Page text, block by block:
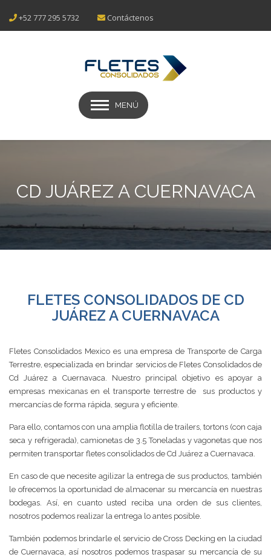
+52 777 295 5732 Contáctenos
MENÚ
CD JUÁREZ A CUERNAVACA
FLETES CONSOLIDADOS DE CD
JUÁREZ A CUERNAVACA
Fletes Consolidados Mexico es una empresa de Transporte de Carga
Terrestre, especializada en brindar servicios de Fletes Consolidados de
Cd Juárez a Cuernavaca. Nuestro principal objetivo es apoyar a
empresas mexicanas en el transporte terrestre de sus productos y
mercancías de forma rápida, segura y eficiente.
Para ello, contamos con una amplia flotilla de trailers, tortons (con caja
seca y refrigerada), camionetas de 3.5 Toneladas y vagonetas que nos
permiten transportar fletes consolidados de Cd Juárez a Cuernavaca.
En caso de que necesite agilizar la entrega de sus productos, también
le ofrecemos la oportunidad de almacenar su mercancía en nuestras
bodegas. Así, en cuanto usted reciba una orden de sus clientes,
nosotros podemos realizar la entrega lo antes posible.
También podemos brindarle el servicio de Cross Decking en la ciudad
de Cuernavaca, así nosotros podemos traspasar su mercancía de su